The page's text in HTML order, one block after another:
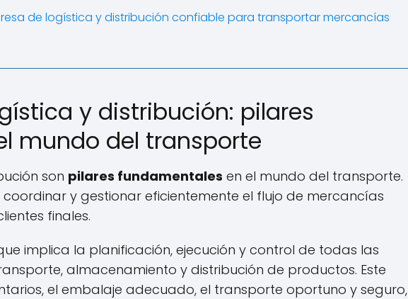
de logística y distribución confiable para transportar mercancías
y distribución: pilares
mundo del transporte
son pilares fundamentales en el mundo del transporte.
y gestionar eficientemente el flujo de mercancías
finales.
implica la planificación, ejecución y control de todas las
almacenamiento y distribución de productos. Este
el embalaje adecuado, el transporte oportuno y seguro,